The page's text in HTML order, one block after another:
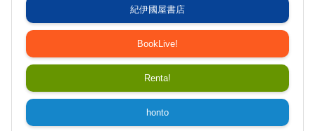
紀伊國屋書店
BookLive!
Renta!
honto